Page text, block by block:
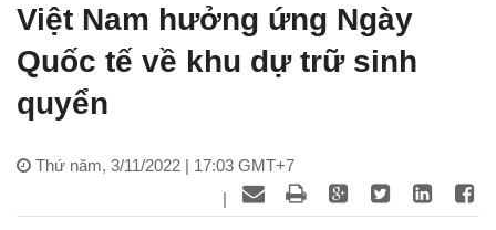
Việt Nam hưởng ứng Ngày
Quốc tế về khu dự trữ sinh
quyển
Thứ năm, 3/11/2022 | 17:03 GMT+7
|